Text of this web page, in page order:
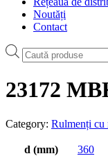
Noutăți
Contact
Products
search
23172
Category: Rulmenți cu
d (mm) 360